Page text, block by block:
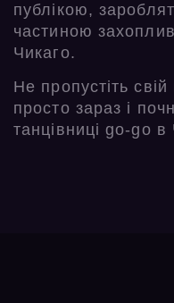
публікою,
частиною
Чикаго.
Не пропустіть
просто зараз і
танцівниці go-go